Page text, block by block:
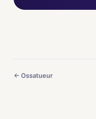
← Ossatueur